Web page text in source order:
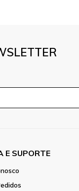
E SUPORTE